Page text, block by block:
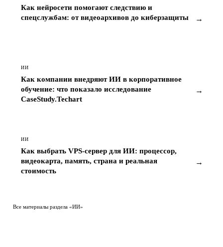
Как нейросети помогают следствию и
спецслужбам: от видеоархивов до киберзащиты
→
ИИ
Как компании внедряют ИИ в корпоративное
обучение: что показало исследование
CaseStudy.Techart
→
ИИ
Как выбрать VPS-сервер для ИИ: процессор,
видеокарта, память, страна и реальная
стоимость
→
Все материалы раздела «ИИ»